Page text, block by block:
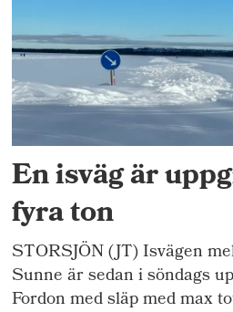
En isväg är
fyra ton
STORSJÖN (JT) Isvägen
Sunne är sedan i söndags
Fordon med släp med max